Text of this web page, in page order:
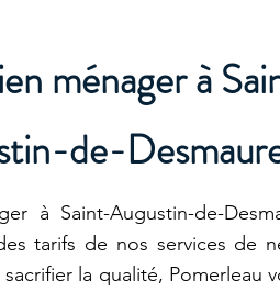
ménager à
de-
à Saint-Augustin-de-
tarifs de nos services de
la qualité, Pomerleau